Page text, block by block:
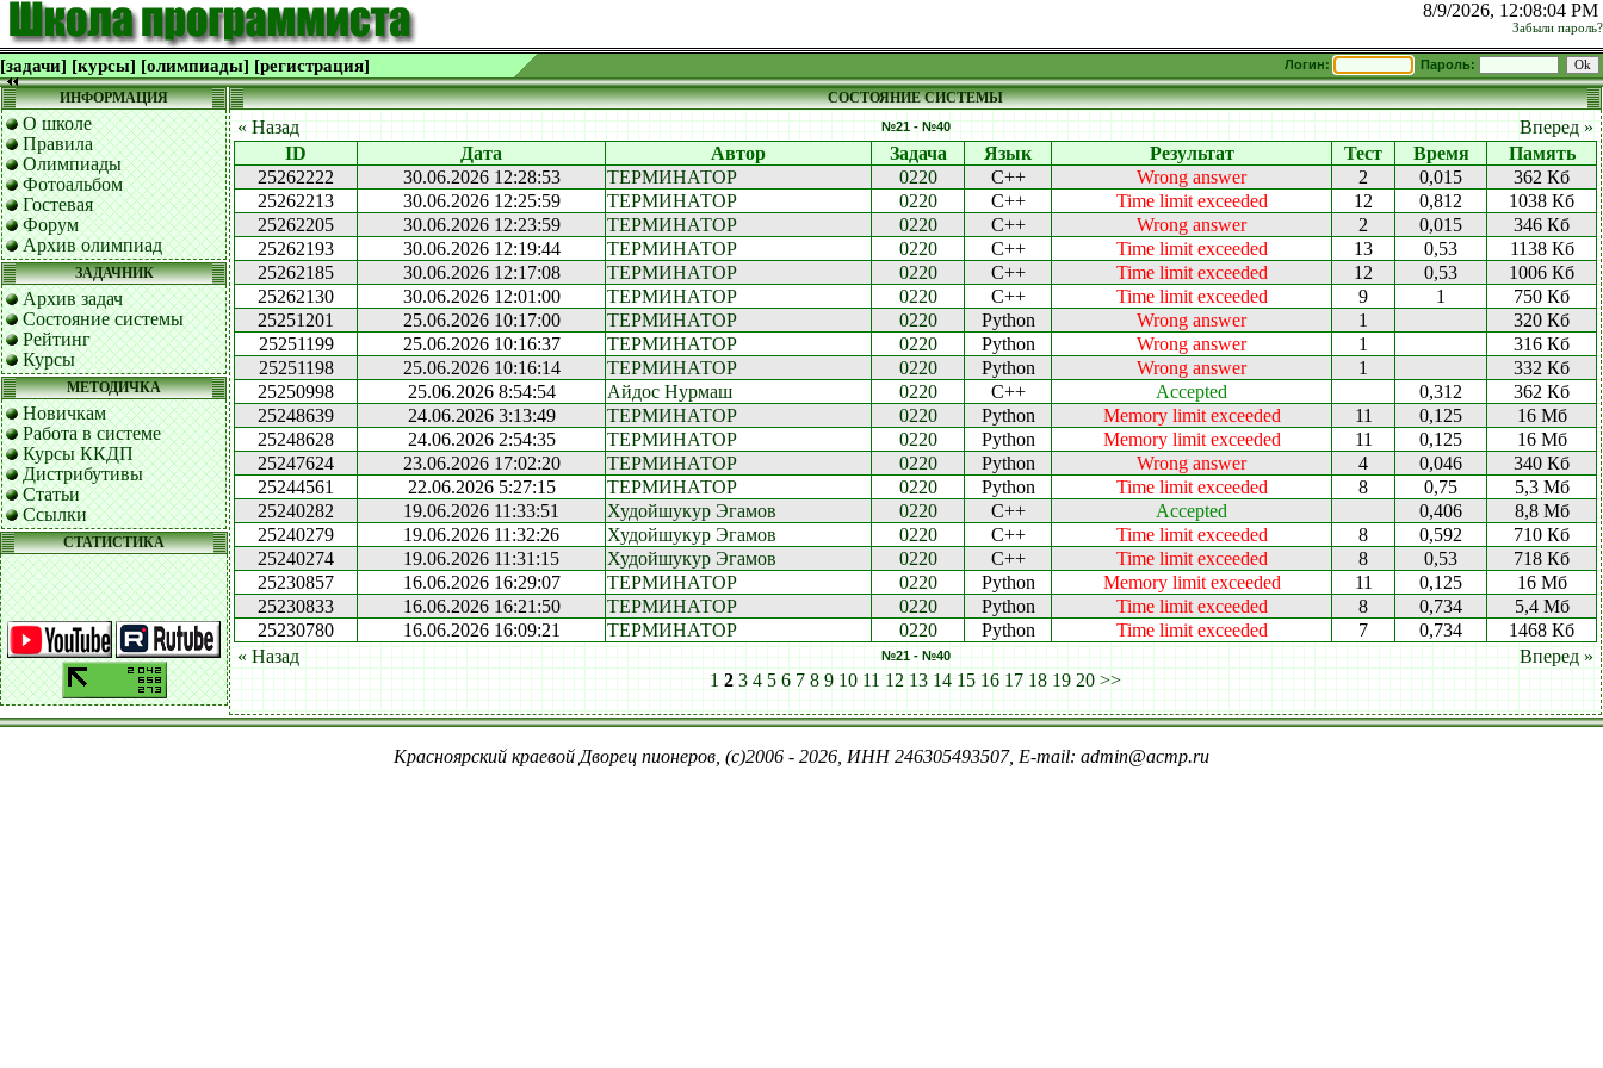
8/9/2026, 12:08:04 PM
Забыли пароль?
[задачи] [курсы] [олимпиады] [регистрация] Логин: Пароль:
ИНФОРМАЦИЯ
О школе
Правила
Олимпиады
Фотоальбом
Гостевая
Форум
Архив олимпиад
ЗАДАЧНИК
Архив задач
Состояние системы
Рейтинг
Курсы
МЕТОДИЧКА
Новичкам
Работа в системе
Курсы ККДП
Дистрибутивы
Статьи
Ссылки
СТАТИСТИКА
СОСТОЯНИЕ СИСТЕМЫ
« Назад №21 - №40
Вперед »
ID
Дата Автор Задача Язык Результат Тест Время
Память
25262222
30.06.2026 12:28:53 ТЕРМИНАТОР 0220 C++ Wrong answer 2 0,015
362 Кб
25262213
30.06.2026 12:25:59 ТЕРМИНАТОР 0220 C++ Time limit exceeded 12 0,812
1038 Кб
25262205
30.06.2026 12:23:59 ТЕРМИНАТОР 0220 C++ Wrong answer 2 0,015
346 Кб
25262193
30.06.2026 12:19:44 ТЕРМИНАТОР 0220 C++ Time limit exceeded 13 0,53
1138 Кб
25262185
30.06.2026 12:17:08 ТЕРМИНАТОР 0220 C++ Time limit exceeded 12 0,53
1006 Кб
25262130
30.06.2026 12:01:00 ТЕРМИНАТОР 0220 C++ Time limit exceeded 9 1
750 Кб
25251201
25.06.2026 10:17:00 ТЕРМИНАТОР 0220 Python Wrong answer 1
320 Кб
25251199
25.06.2026 10:16:37 ТЕРМИНАТОР 0220 Python Wrong answer 1
316 Кб
25251198
25.06.2026 10:16:14 ТЕРМИНАТОР 0220 Python Wrong answer 1
332 Кб
25250998
25.06.2026 8:54:54 Айдос Нурмаш 0220 C++ Accepted 0,312
362 Кб
25248639
24.06.2026 3:13:49 ТЕРМИНАТОР 0220 Python Memory limit exceeded 11 0,125
16 Мб
25248628
24.06.2026 2:54:35 ТЕРМИНАТОР 0220 Python Memory limit exceeded 11 0,125
16 Мб
25247624
23.06.2026 17:02:20 ТЕРМИНАТОР 0220 Python Wrong answer 4 0,046
340 Кб
25244561
22.06.2026 5:27:15 ТЕРМИНАТОР 0220 Python Time limit exceeded 8 0,75
5,3 Мб
25240282
19.06.2026 11:33:51 Худойшукур Эгамов 0220 C++ Accepted 0,406
8,8 Мб
25240279
19.06.2026 11:32:26 Худойшукур Эгамов 0220 C++ Time limit exceeded 8 0,592
710 Кб
25240274
19.06.2026 11:31:15 Худойшукур Эгамов 0220 C++ Time limit exceeded 8 0,53
718 Кб
25230857
16.06.2026 16:29:07 ТЕРМИНАТОР 0220 Python Memory limit exceeded 11 0,125
16 Мб
25230833
16.06.2026 16:21:50 ТЕРМИНАТОР 0220 Python Time limit exceeded 8 0,734
5,4 Мб
25230780
16.06.2026 16:09:21 ТЕРМИНАТОР 0220 Python Time limit exceeded 7 0,734
1468 Кб
« Назад
№21 - №40
Вперед »
1 2 3 4 5 6 7 8 9 10 11 12 13 14 15 16 17 18 19 20 >>
Красноярский краевой Дворец пионеров, (c)2006 - 2026, ИНН 246305493507, E-mail: admin@acmp.ru